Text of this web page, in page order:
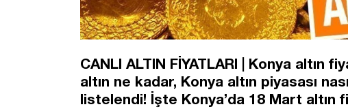
CANLI ALTIN FİYATLARI | Konya altın
altın ne kadar, Konya altın piyasası
listelendi! İşte Konya’da 18 Mart altın